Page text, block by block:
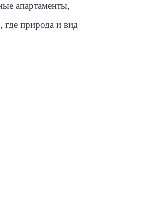
апартаменты,
где природа и вид